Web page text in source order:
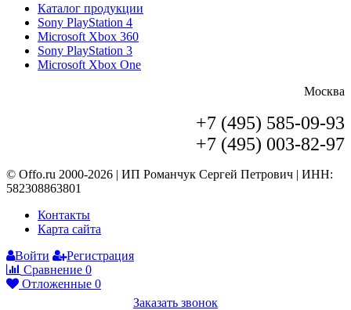
Каталог продукции
Sony PlayStation 4
Microsoft Xbox 360
Sony PlayStation 3
Microsoft Xbox One
Москва
+7 (495) 585-09-93
+7 (495) 003-82-97
© Offo.ru 2000-2026 | ИП Романчук Сергей Петрович | ИНН:
582308863801
Контакты
Карта сайта
Войти
Регистрация
Сравнение 0
Отложенные 0
Заказать звонок